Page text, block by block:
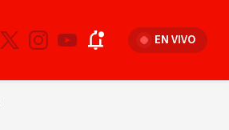
EN VIVO